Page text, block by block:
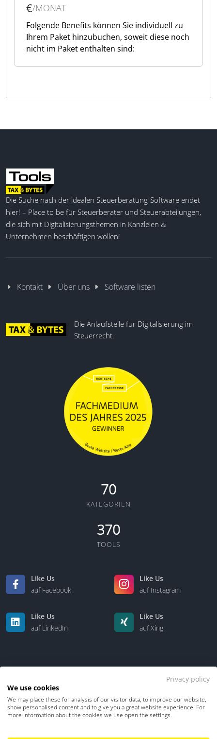
€/MONAT
Folgende Benefits können Sie individuell zu
Ihrem Paket hinzubuchen, soweit diese noch
nicht im Paket enthalten sind:​
Die Suche nach der idealen Steuerberatung-Software endet
hier! – Place to be für Steuerberater und Steuerabteilungen,
die sich mit Digitalisierungsthemen in Kanzleien &
Unternehmen beschäftigen wollen!
Kontakt Über uns Software listen
Die Anlaufstelle für Digitalisierung im
Steuerrecht.
70
KATEGORIEN
370
TOOLS
Like Us
auf Facebook
Like Us
auf Instagram
Like Us
auf LinkedIn
Like Us
auf Xing
Kontakt Über uns
Privacy policy
We use cookies
We may place these for analysis of our visitor data, to improve our website,
show personalised content and to give you a great website experience. For
more information about the cookies we use open the settings.